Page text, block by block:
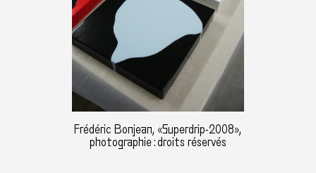
Frédéric Bonjean, «Superdrip-2008»,
photographie : droits réservés